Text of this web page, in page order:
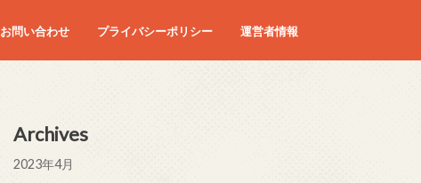
お問い合わせ プライバシーポリシー 運営者情報
Archives
2023年4月